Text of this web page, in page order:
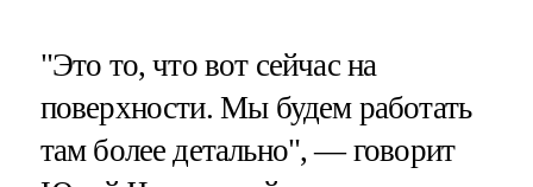
"Это то, что вот сейчас на
поверхности. Мы будем работать
там более детально", — говорит